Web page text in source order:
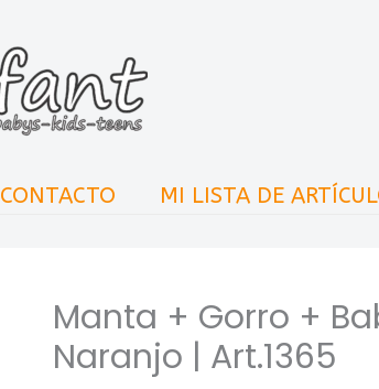
CONTACTO MI LISTA DE
Manta + Gorro +
Naranjo | Art.1365